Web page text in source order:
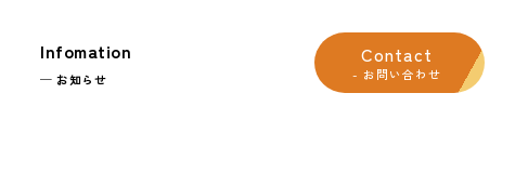
Infomation
─ お知らせ
Contact
- お問い合わせ